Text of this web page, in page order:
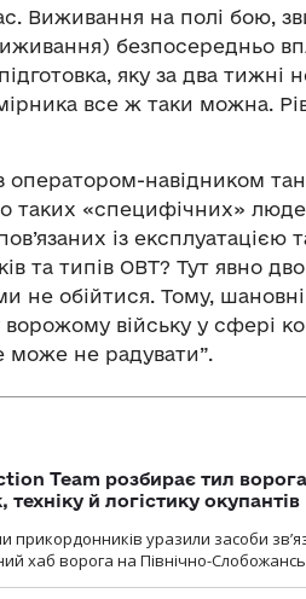
Виживання на полі бою,
безпосередньо
яку за два
все ж таки можна.
оператором-навідником
таких «специфічних»
із експлуатацією
та типів ОВТ? Тут явно
не обійтися. Тому,
війську у сфері
може не радувати”.
Team розбирає тил
техніку й логістику окупантів
прикордонників уразили засоби
хаб ворога на Північно-